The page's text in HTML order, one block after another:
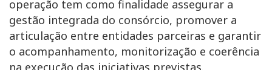
operação tem como finalidade assegurar a
gestão integrada do consórcio, promover a
articulação entre entidades parceiras e garantir
o acompanhamento, monitorização e coerência
na execução das iniciativas previstas.